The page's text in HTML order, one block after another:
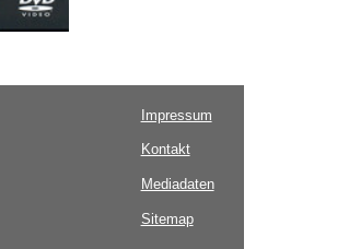
Impressum
Kontakt
Mediadaten
Sitemap